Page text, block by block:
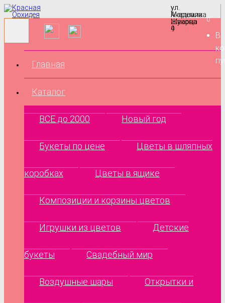
ул.
Маршала
Жукова
9
ул.
Академика
Шварца
4
0
В
Главная
Каталог
ВСЕ до 2000 Новый год
Букеты по цене Цветы в шляпных
коробках Цветы в ящике
Композиции и корзины цветов
Игрушки из цветов Детские
букеты Свадебный мир
Воздушные шары Открытки и